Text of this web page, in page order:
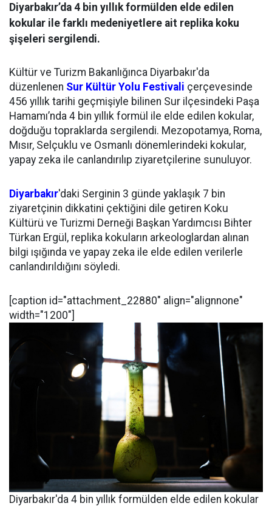
Diyarbakır’da 4 bin yıllık formülden elde edilen
kokular ile farklı medeniyetlere ait replika koku
şişeleri sergilendi.
Kültür ve Turizm Bakanlığınca Diyarbakır'da
düzenlenen Sur Kültür Yolu Festivali çerçevesinde
456 yıllık tarihi geçmişiyle bilinen Sur ilçesindeki Paşa
Hamamı’nda 4 bin yıllık formül ile elde edilen kokular,
doğduğu topraklarda sergilendi. Mezopotamya, Roma,
Mısır, Selçuklu ve Osmanlı dönemlerindeki kokular,
yapay zeka ile canlandırılıp ziyaretçilerine sunuluyor.
Diyarbakır'daki Serginin 3 günde yaklaşık 7 bin
ziyaretçinin dikkatini çektiğini dile getiren Koku
Kültürü ve Turizmi Derneği Başkan Yardımcısı Bihter
Türkan Ergül, replika kokuların arkeologlardan alınan
bilgi ışığında ve yapay zeka ile elde edilen verilerle
canlandırıldığını söyledi.
[caption id="attachment_22880" align="alignnone"
width="1200"]
Diyarbakır'da 4 bin yıllık formülden elde edilen kokular